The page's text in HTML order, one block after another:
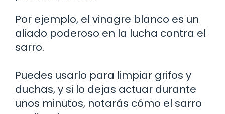
Por ejemplo, el vinagre blanco es un
aliado poderoso en la lucha contra el
sarro.
Puedes usarlo para limpiar grifos y
duchas, y si lo dejas actuar durante
unos minutos, notarás cómo el sarro